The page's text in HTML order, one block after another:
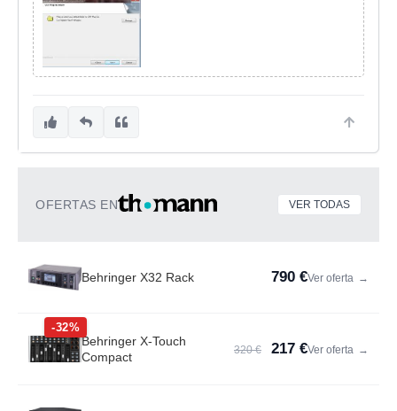
OFERTAS EN VER TODAS
Behringer X32 Rack 790 €Ver oferta →
-32%
Behringer X-Touch
Compact
320 € 217 €Ver oferta →